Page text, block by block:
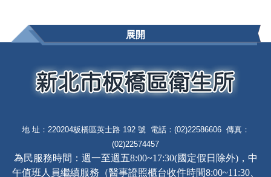
展開
地 址：220204板橋區英士路 192 號 電話：(02)22586606 傳真：
(02)22574457
為民服務時間：週一至週五8:00~17:30(國定假日除外)，中
午值班人員繼續服務（醫事證照櫃台收件時間8:00~11:30、